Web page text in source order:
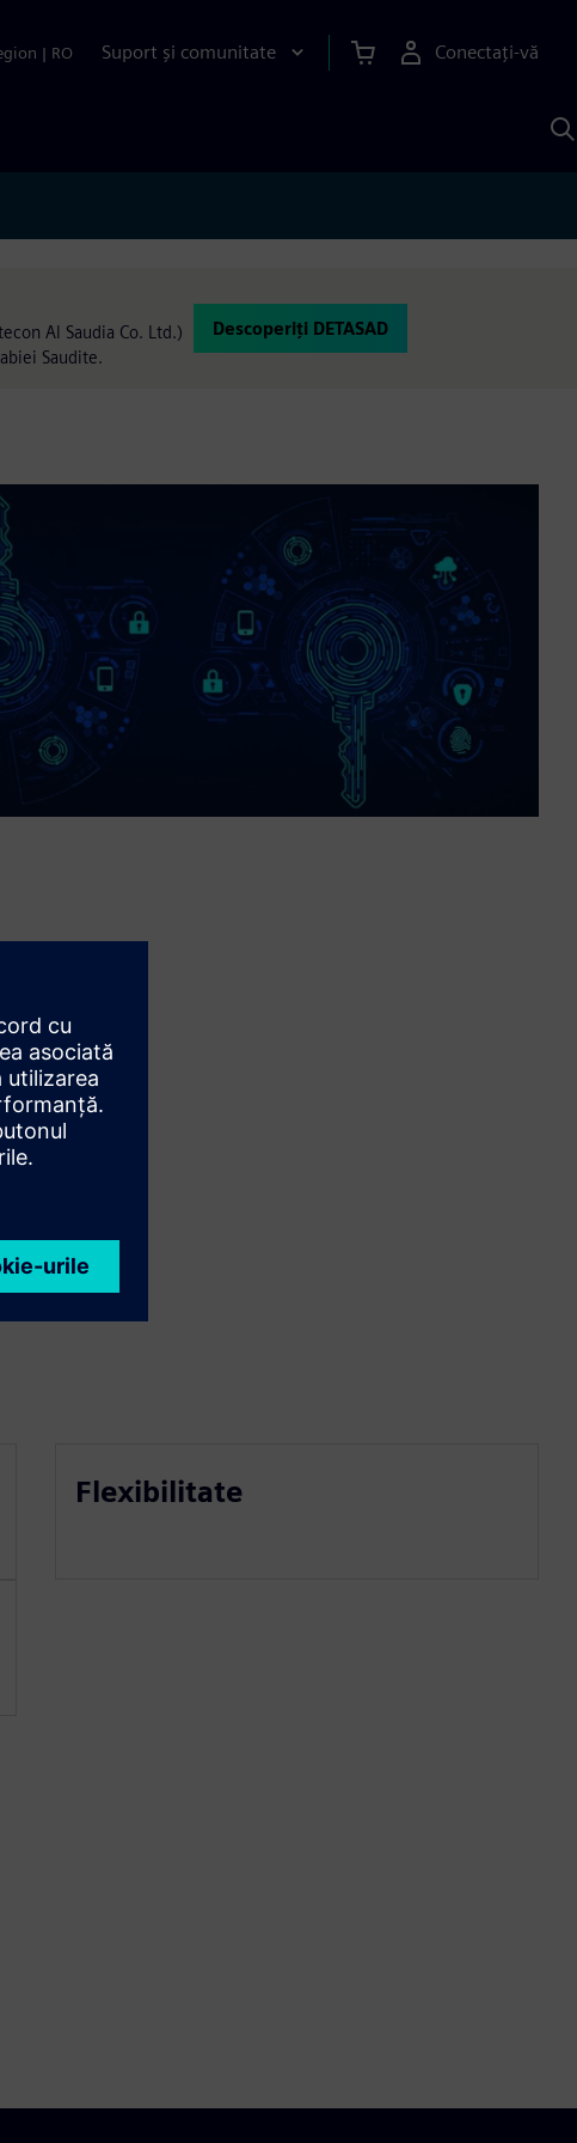
| RO Suport și comunitate Conectați-vă
Al Saudia Co. Ltd.)
Saudite.
Descoperiți DETASAD
Flexibilitate